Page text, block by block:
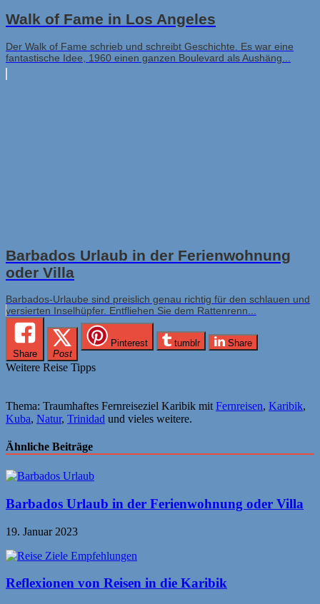
Walk of Fame in Los Angeles
Der Walk of Fame schrieb und schreibt Geschichte. Es war eine
fantastische Idee, 1960 einen ganzen Boulevard als Aushäng...
Barbados Urlaub in der Ferienwohnung
oder Villa
Barbados-Urlaube sind preislich genau richtig für den schlauen und
versierten Inselhüpfer. Entfliehen Sie dem Rattenrenn...
Share Post
Pinterest tumblr Share
Weitere Reise Tipps
Thema: Traumhaftes Fernreiseziel Karibik mit Fernreisen, Karibik,
Kuba, Natur, Trinidad und vieles weitere.
Ähnliche Beiträge
Barbados Urlaub in der Ferienwohnung oder Villa
19. Januar 2023
Reflexionen von Reisen in die Karibik